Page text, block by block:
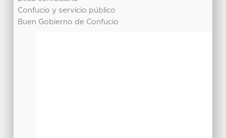
Confucio y servicio público
Buen Gobierno de Confucio